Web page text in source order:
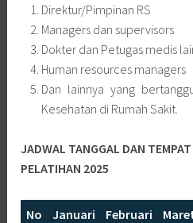
Direktur/Pimpinan RS
Managers dan supervisors
Dokter dan Petugas medis
Human resources managers
Dan lainnya yang
Kesehatan di Rumah Sakit.
JADWAL TANGGAL DAN
PELATIHAN 2025
No Januari Februari